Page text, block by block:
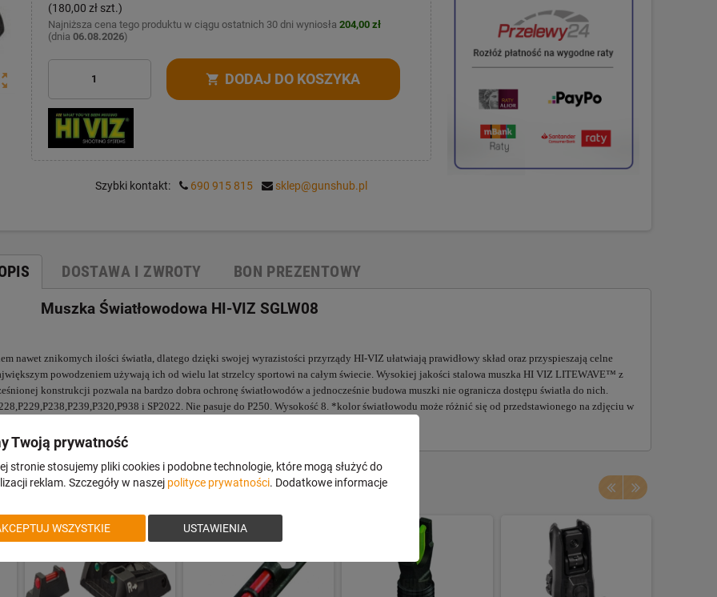
(180,00 zł szt.)
Najniższa cena tego produktu w ciągu ostatnich 30 dni wyniosła 204,00 zł
(dnia 06.08.2026)
shopping_cart DODAJ DO KOSZYKA
Szybki kontakt: 690 915 815 sklep@gunshub.pl
DOSTAWA I ZWROTY BON PREZENTOWY
Muszka Światłowodowa HI-VIZ SGLW08
nawet znikomych ilości światła, dlatego dzięki swojej wyrazistości przyrządy HI-VIZ ułatwiają prawidłowy skład oraz przyspieszają celne
powodzeniem używają ich od wielu lat strzelcy sportowi na całym świecie. Wysokiej jakości stalowa muszka HI VIZ LITEWAVE™ z
konstrukcji pozwala na bardzo dobra ochronę światłowodów a jednocześnie budowa muszki nie ogranicza dostępu światła do nich.
i SP2022. Nie pasuje do P250. Wysokość 8. *kolor światłowodu może różnić się od przedstawionego na zdjęciu w
Twoją prywatność
stronie stosujemy pliki cookies i podobne technologie, które mogą służyć do
reklam. Szczegóły w naszej polityce prywatności. Dodatkowe informacje
WSZYSTKIE USTAWIENIA